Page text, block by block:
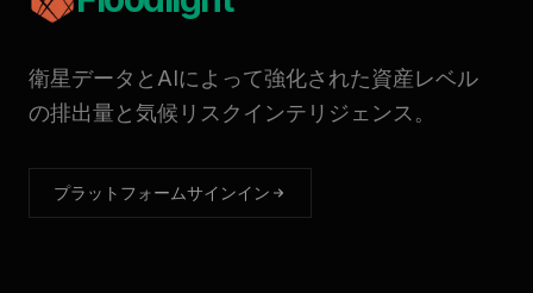
衛星データとAIによって強化された資産レベル
の排出量と気候リスクインテリジェンス。
プラットフォームサインイン